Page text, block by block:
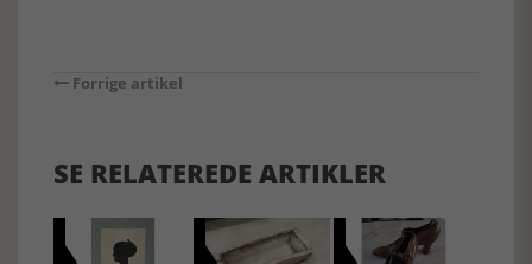
Forrige artikel
SE RELATEREDE ARTIKLER